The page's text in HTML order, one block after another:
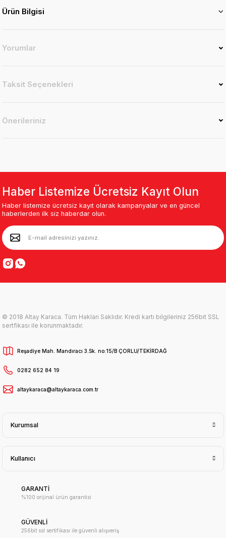
Ürün Bilgisi
Yorumlar
Taksit Seçenekleri
Önerileriniz
Haber Listemize Ücretsiz Kayıt Olun
Haber listemize ücretsiz kayıt olarak kampanyalar ve en güncel
haberlerden ilk siz haberdar olun.
© 2018 Altay Karaca. Tüm Hakları Saklıdır. Kredi kartı bilgileriniz 256bit SSL
sertfikası ile korunmaktadır.
Reşadiye Mah. Mandıracı 3.Sk. no:15/B ÇORLU/TEKİRDAĞ
0282 652 84 19
altaykaraca@altaykaraca.com.tr
Kurumsal
Kullanıcı
GARANTİ
%100 orijinal ürün garantisi
GÜVENLİ
256bit ssl sertifikası ile güvenli alışveriş